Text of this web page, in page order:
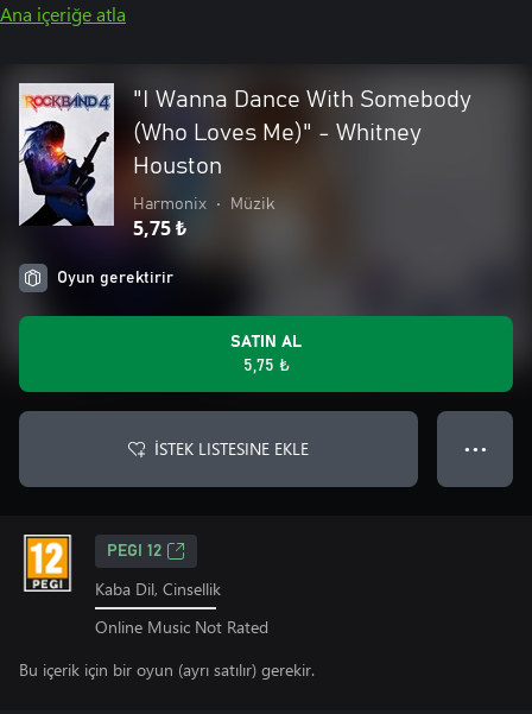
Ana içeriğe atla
"I Wanna Dance With Somebody
(Who Loves Me)" - Whitney
Houston
Harmonix • Müzik
5,75 ₺
Oyun gerektirir
SATIN AL
5,75 ₺
İSTEK LISTESINE EKLE ● ● ●
PEGI 12
Kaba Dil, Cinsellik
Online Music Not Rated
Bu içerik için bir oyun (ayrı satılır) gerekir.